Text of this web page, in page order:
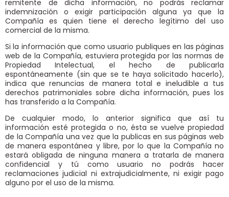
remitente de dicha información, no podrás reclamar
indemnización o exigir participación alguna ya que la
Compañía es quien tiene el derecho legítimo del uso
comercial de la misma.
Si la información que como usuario publiques en las páginas
web de la Compañía, estuviera protegida por las normas de
Propiedad Intelectual, el hecho de publicarla
espontáneamente (sin que se te haya solicitado hacerlo),
indica que renuncias de manera total e ineludible a tus
derechos patrimoniales sobre dicha información, pues los
has transferido a la Compañía.
De cualquier modo, lo anterior significa que así tu
información esté protegida o no, ésta se vuelve propiedad
de la Compañía una vez que la publicas en sus páginas web
de manera espontánea y libre, por lo que la Compañía no
estará obligada de ninguna manera a tratarla de manera
confidencial y tú como usuario no podrás hacer
reclamaciones judicial ni extrajudicialmente, ni exigir pago
alguno por el uso de la misma.